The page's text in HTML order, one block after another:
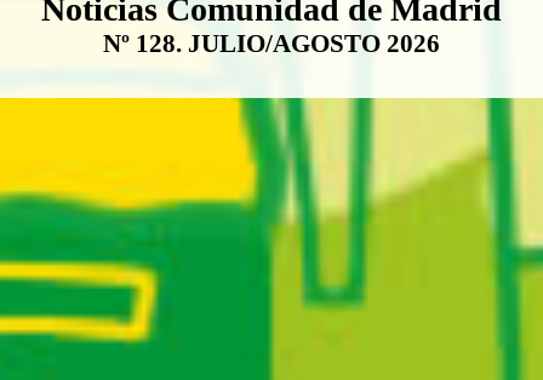
Boletín Noticias Comunidad de
Noticias Comunidad de Madrid
Nº 128. JULIO/AGOSTO 2026